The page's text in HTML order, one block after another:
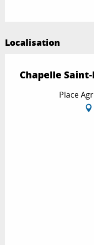
Localisation
Chapelle
Place